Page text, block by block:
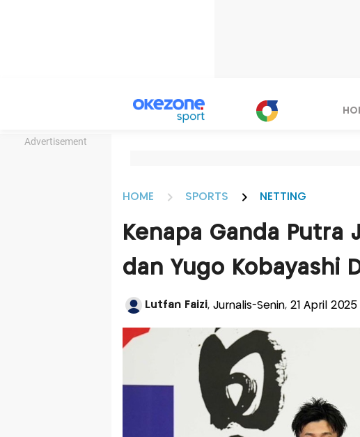
Advertisement
HOME SPORTS NETTING
Kenapa Ganda Putra
dan Yugo Kobayashi
Lutfan Faizi, Jurnalis-Senin, 21 April 2025